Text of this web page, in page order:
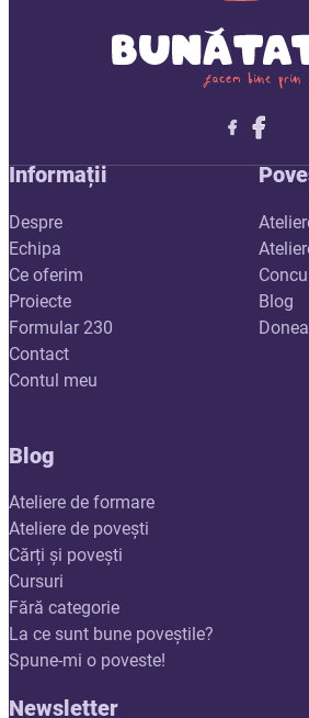
Follow me
Follow
Follow
Informații
Despre
Echipa
Ce oferim
Proiecte
Formular 230
Contact
Contul meu
Blog
Blog
Ateliere de formare
Ateliere de povești
Cărți și povești
Cursuri
Fără categorie
La ce sunt bune poveștile?
Spune-mi o poveste!
Newsletter